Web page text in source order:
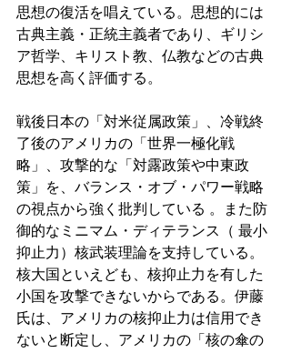
思想の復活を唱えている。思想的には
古典主義・正統主義者であり、ギリシ
ア哲学、キリスト教、仏教などの古典
思想を高く評価する。
戦後日本の「対米従属政策」、冷戦終
了後のアメリカの「世界一極化戦
略」、攻撃的な「対露政策や中東政
策」を、バランス・オブ・パワー戦略
の視点から強く批判している 。また防
御的なミニマム・ディテランス（ 最小
抑止力）核武装理論を支持している。
核大国といえども、核抑止力を有した
小国を攻撃できないからである。伊藤
氏は、アメリカの核抑止力は信用でき
ないと断定し、アメリカの「核の傘の